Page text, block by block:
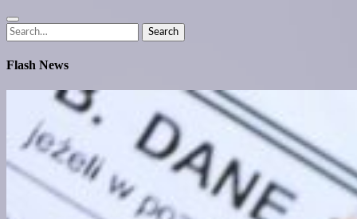
Search
for:
Search
Flash News